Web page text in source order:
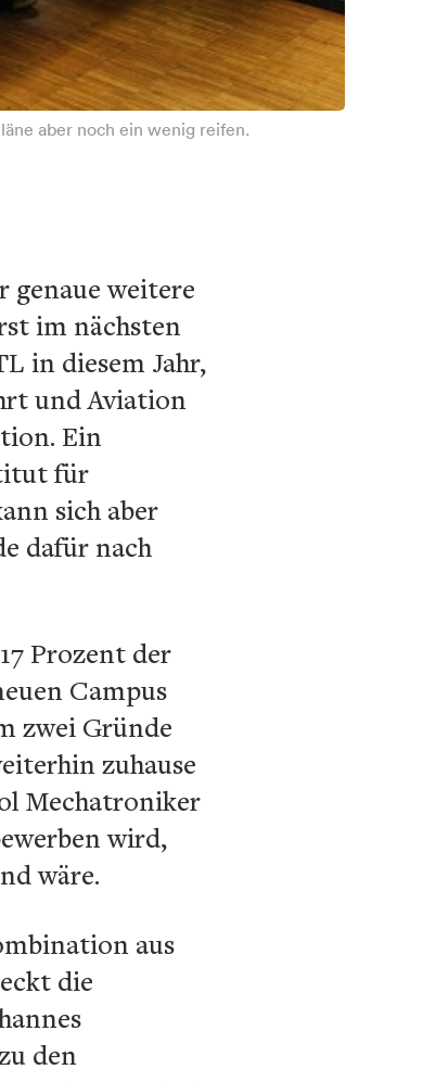
aber noch ein wenig reifen.
genaue weitere
im nächsten
in diesem Jahr,
und Aviation
Ein
für
sich aber
dafür nach
Prozent der
Campus
zwei Gründe
zuhause
Mechatroniker
wird,
wäre.
aus
die
den